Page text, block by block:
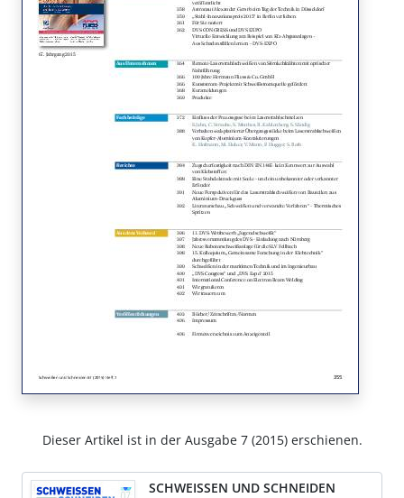
Dieser Artikel ist in der Ausgabe 7 (2015) erschienen.
SCHWEISSEN UND SCHNEIDEN